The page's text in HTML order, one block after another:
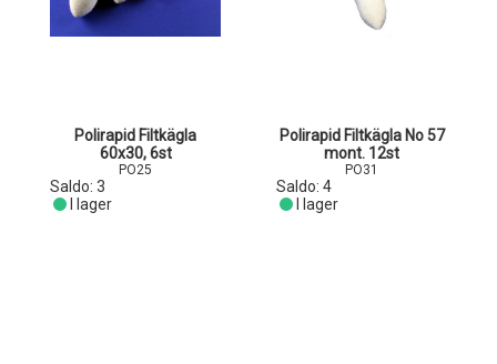
Polirapid Filtkägla
60x30, 6st
PO25
Saldo: 3
I lager
Polirapid Filtkägla No 57
mont. 12st
PO31
Saldo: 4
I lager